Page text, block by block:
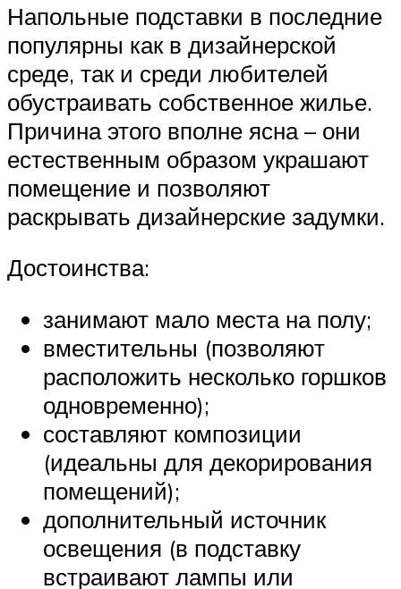
Напольные подставки в последние
популярны как в дизайнерской
среде, так и среди любителей
обустраивать собственное жилье.
Причина этого вполне ясна – они
естественным образом украшают
помещение и позволяют
раскрывать дизайнерские задумки.
Достоинства:
занимают мало места на полу;
вместительны (позволяют
расположить несколько горшков
одновременно);
составляют композиции
(идеальны для декорирования
помещений);
дополнительный источник
освещения (в подставку
встраивают лампы или